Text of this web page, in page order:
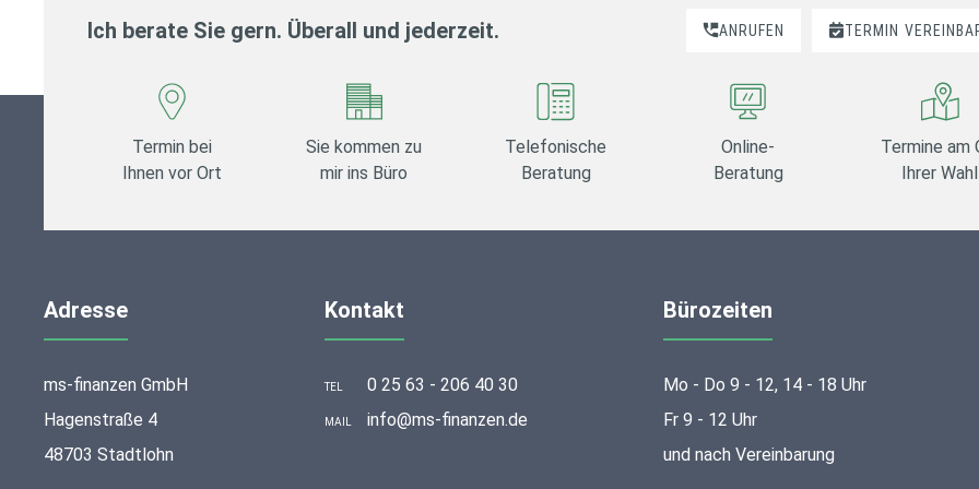
Ich berate Sie gern. Überall und jederzeit. ANRUFEN TERMIN
Termin bei
Ihnen vor Ort
Sie kommen zu
mir ins Büro
Telefonische
Beratung
Online-
Beratung
Termine am
Ihrer Wahl
Adresse
ms-finanzen GmbH
Hagenstraße 4
48703 Stadtlohn
Kontakt
TEL 0 25 63 - 206 40 30
MAIL info@ms-finanzen.de
Bürozeiten
Mo - Do 9 - 12, 14 - 18 Uhr
Fr 9 - 12 Uhr
und nach Vereinbarung